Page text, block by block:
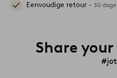
Eenvoudige retour - 30
Share